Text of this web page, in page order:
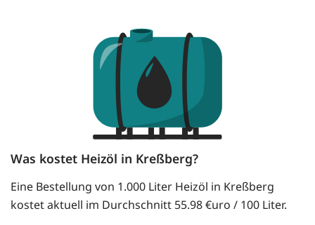
Was kostet Heizöl in Kreßberg?
Eine Bestellung von 1.000 Liter Heizöl in Kreßberg
kostet aktuell im Durchschnitt 55.98 €uro / 100 Liter.